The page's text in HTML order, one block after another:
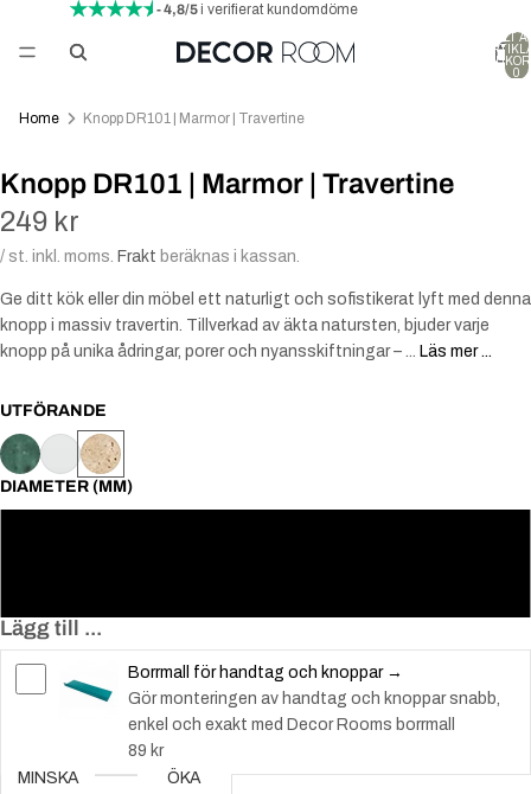
- 4,8/5i verifierat kundomdöme
TOTALT
0
Home Knopp DR101 | Marmor | Travertine
Knopp DR101 | Marmor | Travertine
249 kr
/ st. inkl. moms. Frakt beräknas i kassan.
Ge ditt kök eller din möbel ett naturligt och sofistikerat lyft med denna
knopp i massiv travertin. Tillverkad av äkta natursten, bjuder varje
knopp på unika ådringar, porer och nyansskiftningar – ... Läs mer ...
UTFÖRANDE
DIAMETER (MM)
Lägg till ...
Borrmall för handtag och knoppar →
Gör monteringen av handtag och knoppar snabb,
enkel och exakt med Decor Rooms borrmall
89 kr
MINSKA
ÖKA